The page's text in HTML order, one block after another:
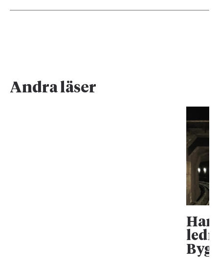
Andra läser
Han